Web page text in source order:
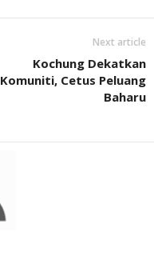
Next article
Kochung Dekatkan
Komuniti, Cetus Peluang
Baharu